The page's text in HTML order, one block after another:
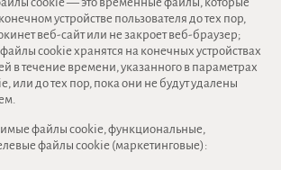
устройстве пользователя до тех пор,
веб-сайт или не закроет веб-браузер;
cookie хранятся на конечных устройствах
в течение времени, указанного в параметрах
или до тех пор, пока они не будут удалены
файлы cookie, функциональные,
файлы cookie (маркетинговые):